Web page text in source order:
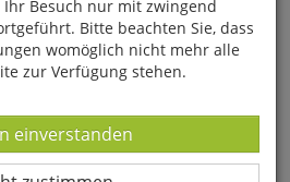
Besuch nur mit zwingend
Bitte beachten Sie, dass
womöglich nicht mehr alle
zur Verfügung stehen.
-
einverstanden